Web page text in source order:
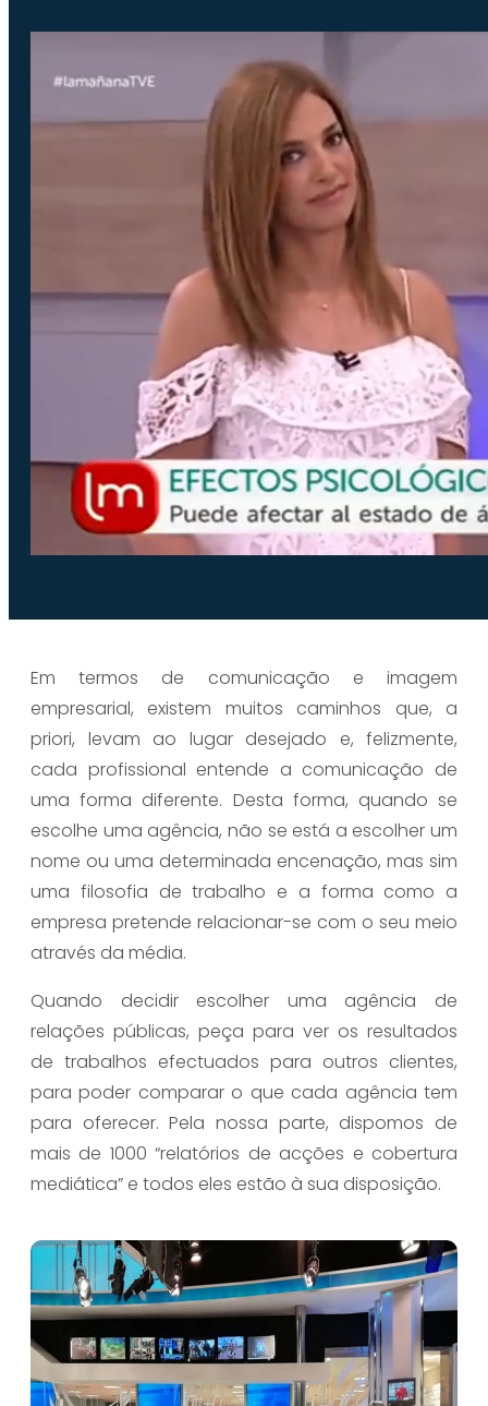
Serviços
Clientes
Blog
Contacto
Em termos de comunicação e imagem
empresarial, existem muitos caminhos que, a
priori, levam ao lugar desejado e, felizmente,
cada profissional entende a comunicação de
uma forma diferente. Desta forma, quando se
escolhe uma agência, não se está a escolher um
nome ou uma determinada encenação, mas sim
uma filosofia de trabalho e a forma como a
empresa pretende relacionar-se com o seu meio
através da média.
Quando decidir escolher uma agência de
relações públicas, peça para ver os resultados
de trabalhos efectuados para outros clientes,
para poder comparar o que cada agência tem
para oferecer. Pela nossa parte, dispomos de
mais de 1000 “relatórios de acções e cobertura
mediática” e todos eles estão à sua disposição.